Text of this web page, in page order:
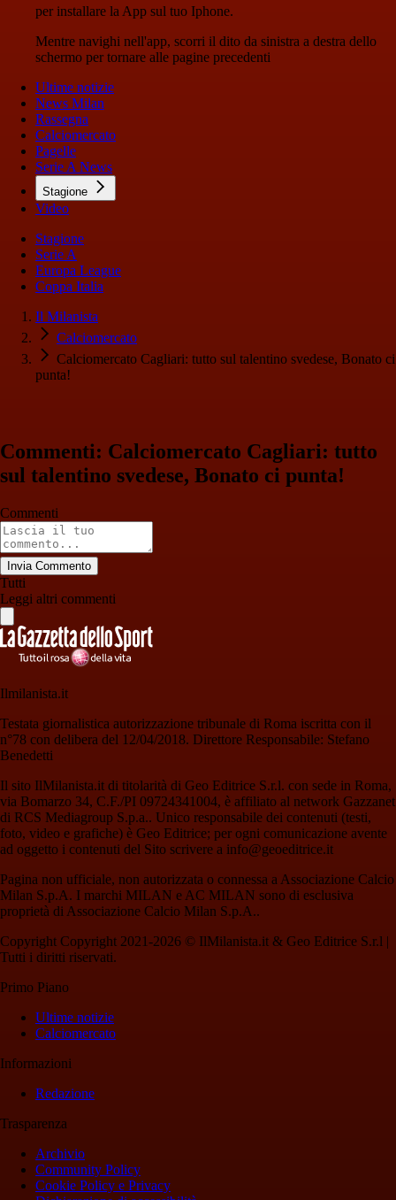
per installare la App sul tuo Iphone.
Mentre navighi nell'app, scorri il dito da sinistra a destra dello
schermo per tornare alle pagine precedenti
Ultime notizie
News Milan
Rassegna
Calciomercato
Pagelle
Serie A News
Stagione
Video
Stagione
Serie A
Europa League
Coppa Italia
Il Milanista
Calciomercato
Calciomercato Cagliari: tutto sul talentino svedese, Bonato ci
punta!
Commenti: Calciomercato Cagliari: tutto
sul talentino svedese, Bonato ci punta!
Commenti
Invia Commento
Tutti
Leggi altri commenti
Ilmilanista.it
Testata giornalistica autorizzazione tribunale di Roma iscritta con il
n°78 con delibera del 12/04/2018. Direttore Responsabile: Stefano
Benedetti
Il sito IlMilanista.it di titolarità di Geo Editrice S.r.l. con sede in Roma,
via Bomarzo 34, C.F./PI 09724341004, è affiliato al network Gazzanet
di RCS Mediagroup S.p.a.. Unico responsabile dei contenuti (testi,
foto, video e grafiche) è Geo Editrice; per ogni comunicazione avente
ad oggetto i contenuti del Sito scrivere a info@geoeditrice.it
Pagina non ufficiale, non autorizzata o connessa a Associazione Calcio
Milan S.p.A. I marchi MILAN e AC MILAN sono di esclusiva
proprietà di Associazione Calcio Milan S.p.A..
Copyright Copyright 2021-2026 © IlMilanista.it & Geo Editrice S.r.l |
Tutti i diritti riservati.
Primo Piano
Ultime notizie
Calciomercato
Informazioni
Redazione
Trasparenza
Archivio
Community Policy
Cookie Policy e Privacy